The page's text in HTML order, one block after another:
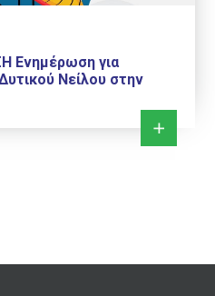
Ενημέρωση για
Νείλου στην